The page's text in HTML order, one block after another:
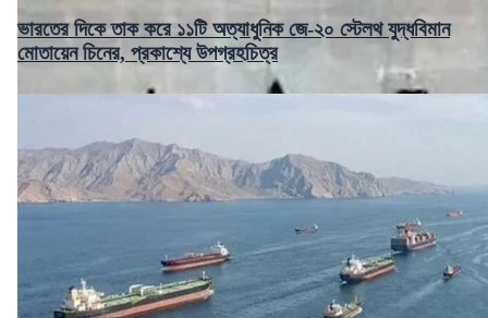
ভারতের দিকে তাক করে ১১টি অত্যাধুনিক জে-২০ স্টেলথ যুদ্ধবিমান
মোতায়েন চিনের, প্রকাশ্যে উপগ্রহচিত্র